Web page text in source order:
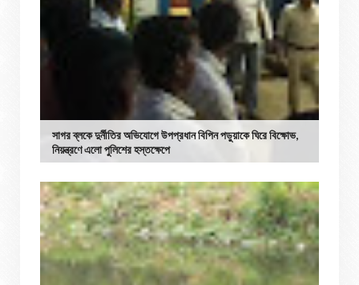
সাগর ব্লকে দুর্নীতির অভিযোগে উপপ্রধান বিপিন পড়ুয়াকে ঘিরে বিক্ষোভ,
নিয়ন্ত্রণে এলো পুলিশের হস্তক্ষেপে